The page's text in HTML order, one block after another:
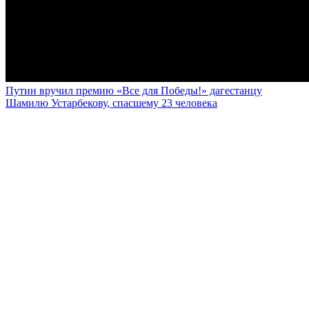
Путин вручил премию «Все для Победы!» дагестанцу
Шамилю Устарбекову, спасшему 23 человека